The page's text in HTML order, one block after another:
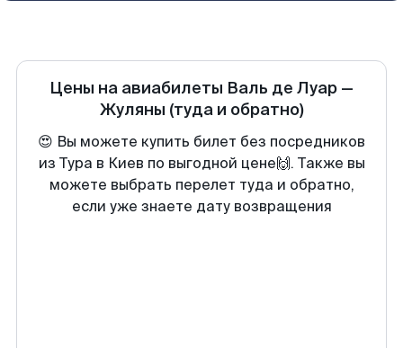
Цены на авиабилеты Валь де Луар —
Жуляны (туда и обратно)
😍 Вы можете купить билет без посредников
из Тура в Киев по выгодной цене🙌. Также вы
можете выбрать перелет туда и обратно,
если уже знаете дату возвращения